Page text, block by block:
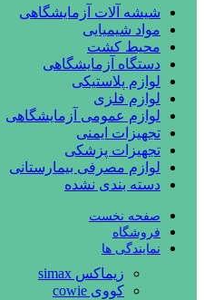
شیشه آلات آزمایشگاهی
مواد شیمیایی
محیط کشت
دستگاه آزمایشگاهی
لوازم پلاستیکی
لوازم فلزی
لوازم عمومی آزمایشگاهی
تجهیزات ایمنی
تجهیزات پزشکی
لوازم مصرفی بیمارستانی
دسته بندی نشده
صفحه نخست
فروشگاه
نمایندگی ها
زیماکس simax
کووی cowie